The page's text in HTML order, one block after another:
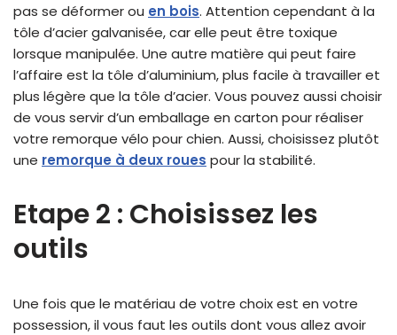
pas se déformer ou en bois. Attention cependant à la
tôle d’acier galvanisée, car elle peut être toxique
lorsque manipulée. Une autre matière qui peut faire
l’affaire est la tôle d’aluminium, plus facile à travailler et
plus légère que la tôle d’acier. Vous pouvez aussi choisir
de vous servir d’un emballage en carton pour réaliser
votre remorque vélo pour chien. Aussi, choisissez plutôt
une remorque à deux roues pour la stabilité.
Etape 2 : Choisissez les
outils
Une fois que le matériau de votre choix est en votre
possession, il vous faut les outils dont vous allez avoir